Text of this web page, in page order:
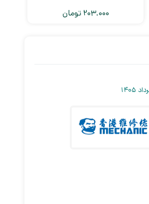
203.000 تومان